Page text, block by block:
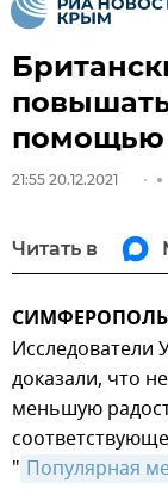
помощью
21:55 20.12.2021
Читать в
Исследователи
доказали, что
меньшую
" Популярная